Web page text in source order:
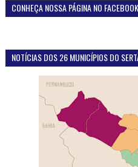
CONHEÇA NOSSA PÁGINA NO FACEBOOK
NOTÍCIAS DOS 26 MUNICÍPIOS DO